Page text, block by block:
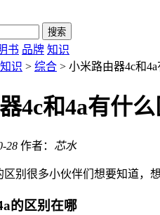
搜索
书 品牌 知识
知识 > 综合 > 小米路由器4c和4a
4c和4a有什么
28 作者： 芯水
区别很多小伙伴们想要知道，
的区别在哪